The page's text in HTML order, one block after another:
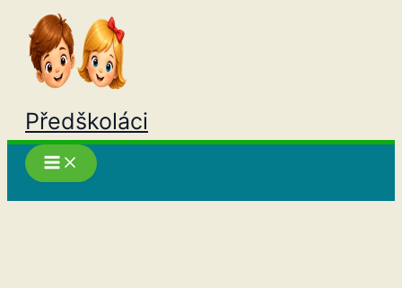
Přeskočit
obsah
Předškoláci